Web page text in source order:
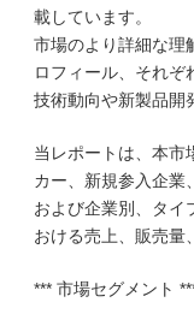
載しています。
市場のより詳細な理
ロフィール、それぞ
技術動向や新製品開
当レポートは、本市
カー、新規参入企業
および企業別、タイ
おける売上、販売量
*** 市場セグメント